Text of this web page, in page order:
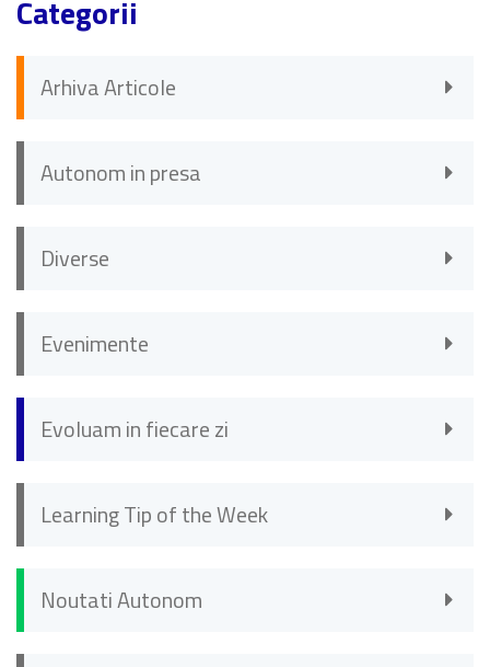
Categorii
Arhiva Articole
Autonom in presa
Diverse
Evenimente
Evoluam in fiecare zi
Learning Tip of the Week
Noutati Autonom